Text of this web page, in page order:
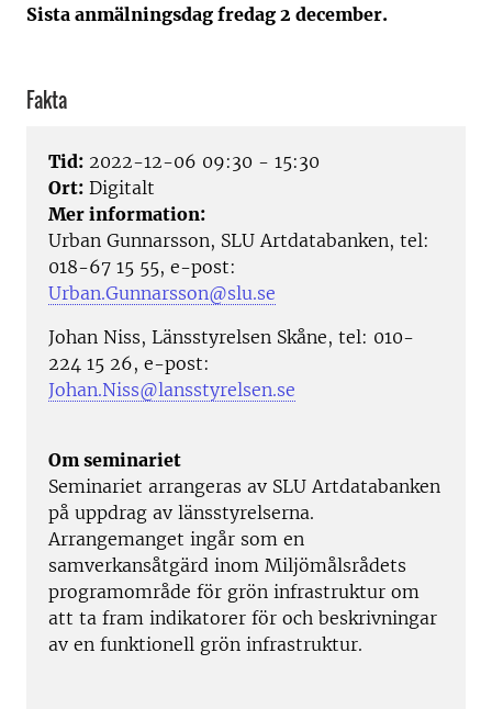
Sista anmälningsdag fredag 2 december.
Fakta
Tid: 2022-12-06 09:30 - 15:30
Ort: Digitalt
Mer information:
Urban Gunnarsson, SLU Artdatabanken, tel:
018-67 15 55, e-post:
Urban.Gunnarsson@slu.se
Johan Niss, Länsstyrelsen Skåne, tel: 010-
224 15 26, e-post:
Johan.Niss@lansstyrelsen.se
Om seminariet
Seminariet arrangeras av SLU Artdatabanken
på uppdrag av länsstyrelserna.
Arrangemanget ingår som en
samverkansåtgärd inom Miljömålsrådets
programområde för grön infrastruktur om
att ta fram indikatorer för och beskrivningar
av en funktionell grön infrastruktur.